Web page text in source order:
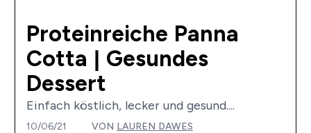
Proteinreiche Panna
Cotta | Gesundes
Dessert
Einfach köstlich, lecker und gesund....
10/06/21 VON LAUREN DAWES